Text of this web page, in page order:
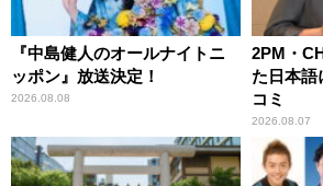
『中島健人のオールナイトニ
ッポン』放送決定！
2026.08.08
2PM・
た日本語
コミ
2026.08.07